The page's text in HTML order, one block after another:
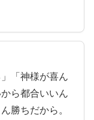
「神様が喜ん
ら都合いいん
勝ちだから。